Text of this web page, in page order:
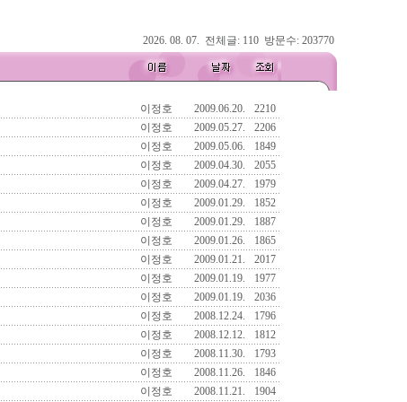
2026. 08. 07. 전체글: 110 방문수: 203770
이정호 2009.06.20.
2210
이정호 2009.05.27.
2206
이정호 2009.05.06.
1849
이정호 2009.04.30.
2055
이정호 2009.04.27.
1979
이정호 2009.01.29.
1852
이정호 2009.01.29.
1887
이정호 2009.01.26.
1865
이정호 2009.01.21.
2017
이정호 2009.01.19.
1977
이정호 2009.01.19.
2036
이정호 2008.12.24.
1796
이정호 2008.12.12.
1812
이정호 2008.11.30.
1793
이정호 2008.11.26.
1846
이정호 2008.11.21.
1904